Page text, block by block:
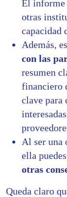
El informe
otras
capacidad
Además,
con las
resumen
financiero
clave para
Al ser una
ella
otras
Queda claro